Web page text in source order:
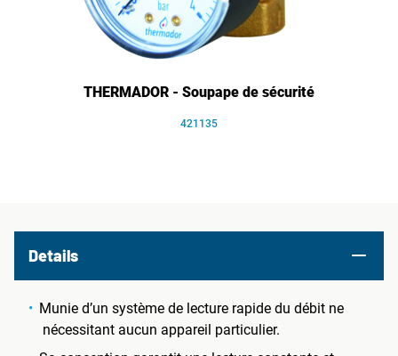
THERMADOR - Soupape de sécurité
421135
Details
Munie d’un système de lecture rapide du débit ne
nécessitant aucun appareil particulier.